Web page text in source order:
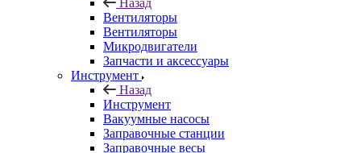
Назад
Вентиляторы
Вентиляторы
Микродвигатели
Запчасти и аксессуары
Инструмент
Назад
Инструмент
Вакуумные насосы
Заправочные станции
Заправочные весы